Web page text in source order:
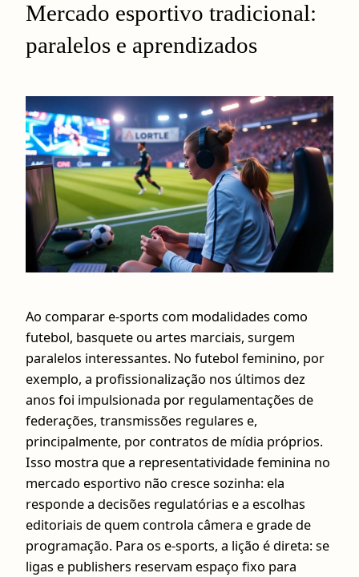
Mercado esportivo tradicional:
paralelos e aprendizados
Ao comparar e-sports com modalidades como
futebol, basquete ou artes marciais, surgem
paralelos interessantes. No futebol feminino, por
exemplo, a profissionalização nos últimos dez
anos foi impulsionada por regulamentações de
federações, transmissões regulares e,
principalmente, por contratos de mídia próprios.
Isso mostra que a representatividade feminina no
mercado esportivo não cresce sozinha: ela
responde a decisões regulatórias e a escolhas
editoriais de quem controla câmera e grade de
programação. Para os e-sports, a lição é direta: se
ligas e publishers reservam espaço fixo para